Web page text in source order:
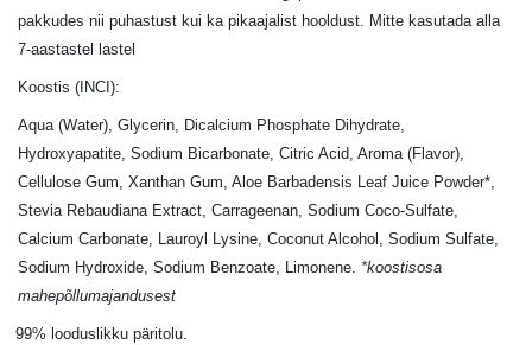
pakkudes nii puhastust kui ka pikaajalist hooldust. Mitte kasutada alla
7-aastastel lastel
Koostis (INCI):
Aqua (Water), Glycerin, Dicalcium Phosphate Dihydrate,
Hydroxyapatite, Sodium Bicarbonate, Citric Acid, Aroma (Flavor),
Cellulose Gum, Xanthan Gum, Aloe Barbadensis Leaf Juice Powder*,
Stevia Rebaudiana Extract, Carrageenan, Sodium Coco-Sulfate,
Calcium Carbonate, Lauroyl Lysine, Coconut Alcohol, Sodium Sulfate,
Sodium Hydroxide, Sodium Benzoate, Limonene. *koostisosa
mahepõllumajandusest
99% looduslikku päritolu.